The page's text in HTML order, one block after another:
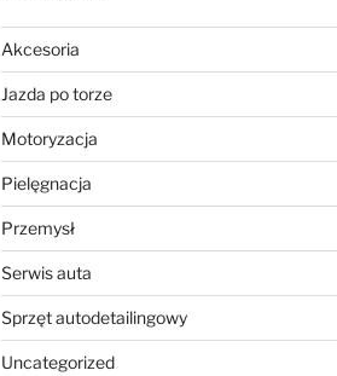
Akcesoria
Jazda po torze
Motoryzacja
Pielęgnacja
Przemysł
Serwis auta
Sprzęt autodetailingowy
Uncategorized